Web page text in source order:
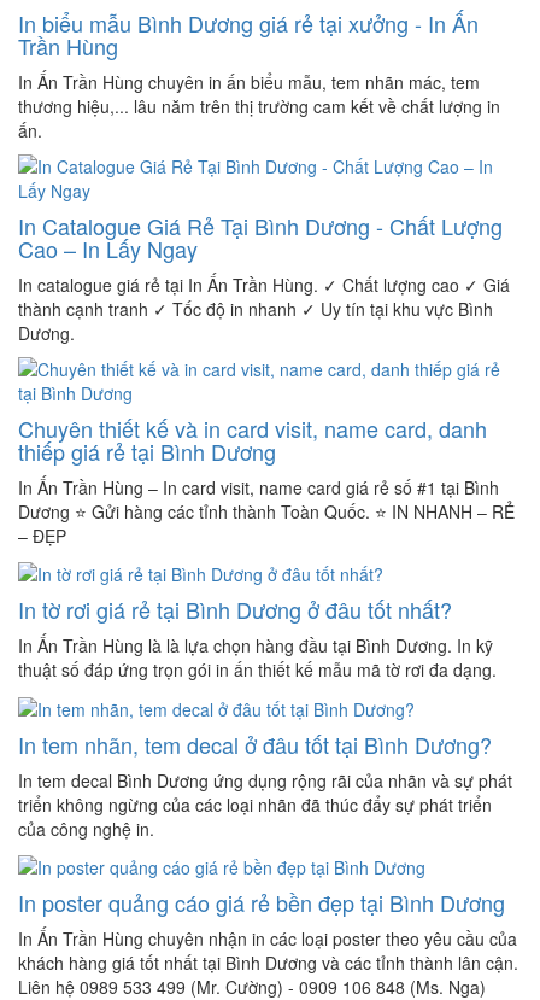
In biểu mẫu Bình Dương giá rẻ tại xưởng - In Ấn
Trần Hùng
In Ấn Trần Hùng chuyên in ấn biểu mẫu, tem nhãn mác, tem
thương hiệu,... lâu năm trên thị trường cam kết về chất lượng in
ấn.
In Catalogue Giá Rẻ Tại Bình Dương - Chất Lượng
Cao – In Lấy Ngay
In catalogue giá rẻ tại In Ấn Trần Hùng. ✓ Chất lượng cao ✓ Giá
thành cạnh tranh ✓ Tốc độ in nhanh ✓ Uy tín tại khu vực Bình
Dương.
Chuyên thiết kế và in card visit, name card, danh
thiếp giá rẻ tại Bình Dương
In Ấn Trần Hùng – In card visit, name card giá rẻ số #1 tại Bình
Dương ⭐ Gửi hàng các tỉnh thành Toàn Quốc. ⭐ IN NHANH – RẺ
– ĐẸP
In tờ rơi giá rẻ tại Bình Dương ở đâu tốt nhất?
In Ấn Trần Hùng là là lựa chọn hàng đầu tại Bình Dương. In kỹ
thuật số đáp ứng trọn gói in ấn thiết kế mẫu mã tờ rơi đa dạng.
In tem nhãn, tem decal ở đâu tốt tại Bình Dương?
In tem decal Bình Dương ứng dụng rộng rãi của nhãn và sự phát
triển không ngừng của các loại nhãn đã thúc đẩy sự phát triển
của công nghệ in.
In poster quảng cáo giá rẻ bền đẹp tại Bình Dương
In Ấn Trần Hùng chuyên nhận in các loại poster theo yêu cầu của
khách hàng giá tốt nhất tại Bình Dương và các tỉnh thành lân cận.
Liên hệ 0989 533 499 (Mr. Cường) - 0909 106 848 (Ms. Nga)